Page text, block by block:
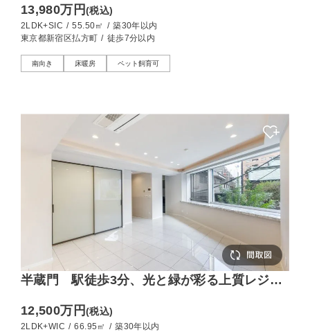
13,980万円(税込)
2LDK+SIC / 55.50㎡ / 築30年以内
東京都新宿区払方町 / 徒歩7分以内
南向き 床暖房 ペット飼育可
半蔵門 駅徒歩3分、光と緑が彩る上質レジデ
12,500万円(税込)
2LDK+WIC / 66.95㎡ / 築30年以内